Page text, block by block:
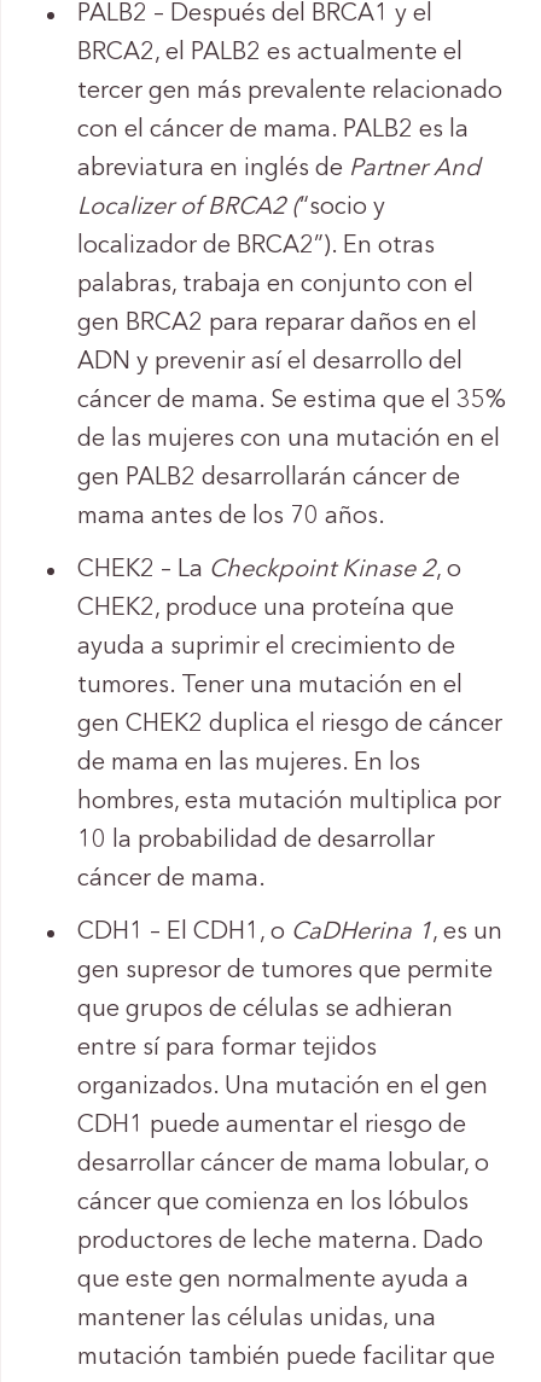
PALB2 – Después del BRCA1 y el
BRCA2, el PALB2 es actualmente el
tercer gen más prevalente relacionado
con el cáncer de mama. PALB2 es la
abreviatura en inglés de Partner And
Localizer of BRCA2 (“socio y
localizador de BRCA2”). En otras
palabras, trabaja en conjunto con el
gen BRCA2 para reparar daños en el
ADN y prevenir así el desarrollo del
cáncer de mama. Se estima que el 35%
de las mujeres con una mutación en el
gen PALB2 desarrollarán cáncer de
mama antes de los 70 años.
CHEK2 – La Checkpoint Kinase 2, o
CHEK2, produce una proteína que
ayuda a suprimir el crecimiento de
tumores. Tener una mutación en el
gen CHEK2 duplica el riesgo de cáncer
de mama en las mujeres. En los
hombres, esta mutación multiplica por
10 la probabilidad de desarrollar
cáncer de mama.
CDH1 – El CDH1, o CaDHerina 1, es un
gen supresor de tumores que permite
que grupos de células se adhieran
entre sí para formar tejidos
organizados. Una mutación en el gen
CDH1 puede aumentar el riesgo de
desarrollar cáncer de mama lobular, o
cáncer que comienza en los lóbulos
productores de leche materna. Dado
que este gen normalmente ayuda a
mantener las células unidas, una
mutación también puede facilitar que